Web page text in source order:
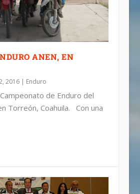
ANEN, EN
2016| Enduro
de Enduro del
Torreón, Coahuila. Con una